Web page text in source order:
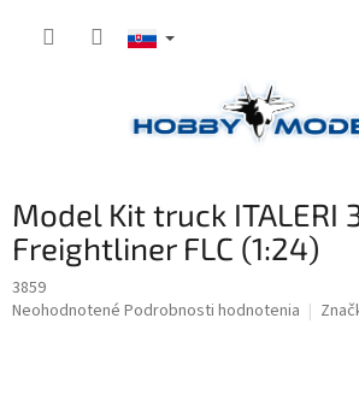
Model Kit truck ITALERI
Freightliner FLC (1:24)
3859
Priemerné
Neohodnotené Podrobnosti hodnotenia